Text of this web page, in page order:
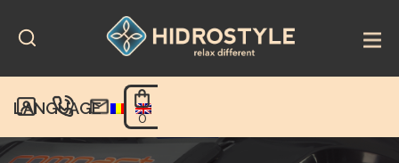
content
LANGUAGE
0